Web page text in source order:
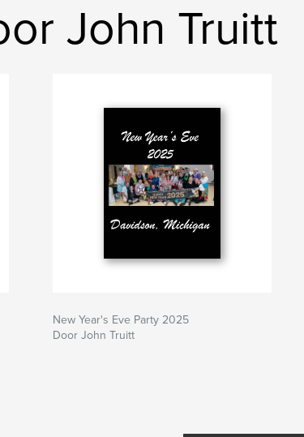
John Truitt
New Year's Eve Party 2025
Door John Truitt